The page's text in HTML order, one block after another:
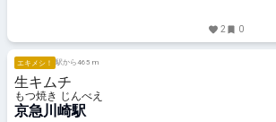
2 0
エキメシ！ 駅から465 m
生キムチ
もつ焼き じんべえ
京急川崎駅